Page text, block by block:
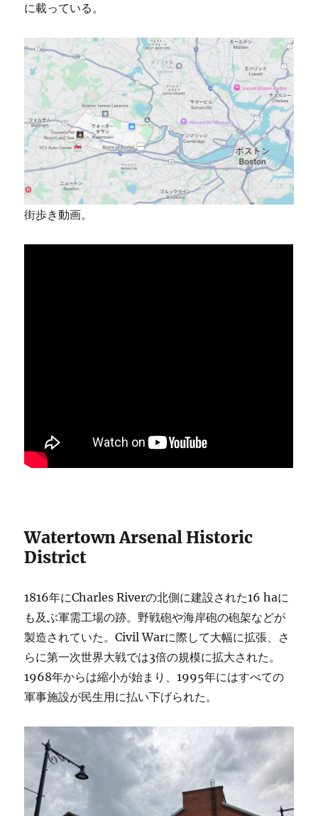
に載っている。
街歩き動画。
Watertown Arsenal Historic
District
1816年にCharles Riverの北側に建設された16 haに
も及ぶ軍需工場の跡。野戦砲や海岸砲の砲架などが
製造されていた。Civil Warに際して大幅に拡張、さ
らに第一次世界大戦では3倍の規模に拡大された。
1968年からは縮小が始まり、1995年にはすべての
軍事施設が民生用に払い下げられた。